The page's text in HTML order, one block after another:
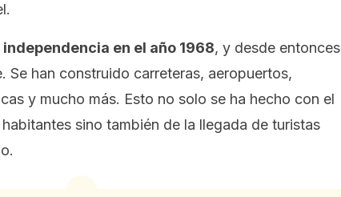
en el año 1968, y desde entonces
Se han construido carreteras, aeropuertos,
y mucho más. Esto no solo se ha hecho con el
sino también de la llegada de turistas